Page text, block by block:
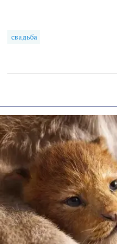
свадьба